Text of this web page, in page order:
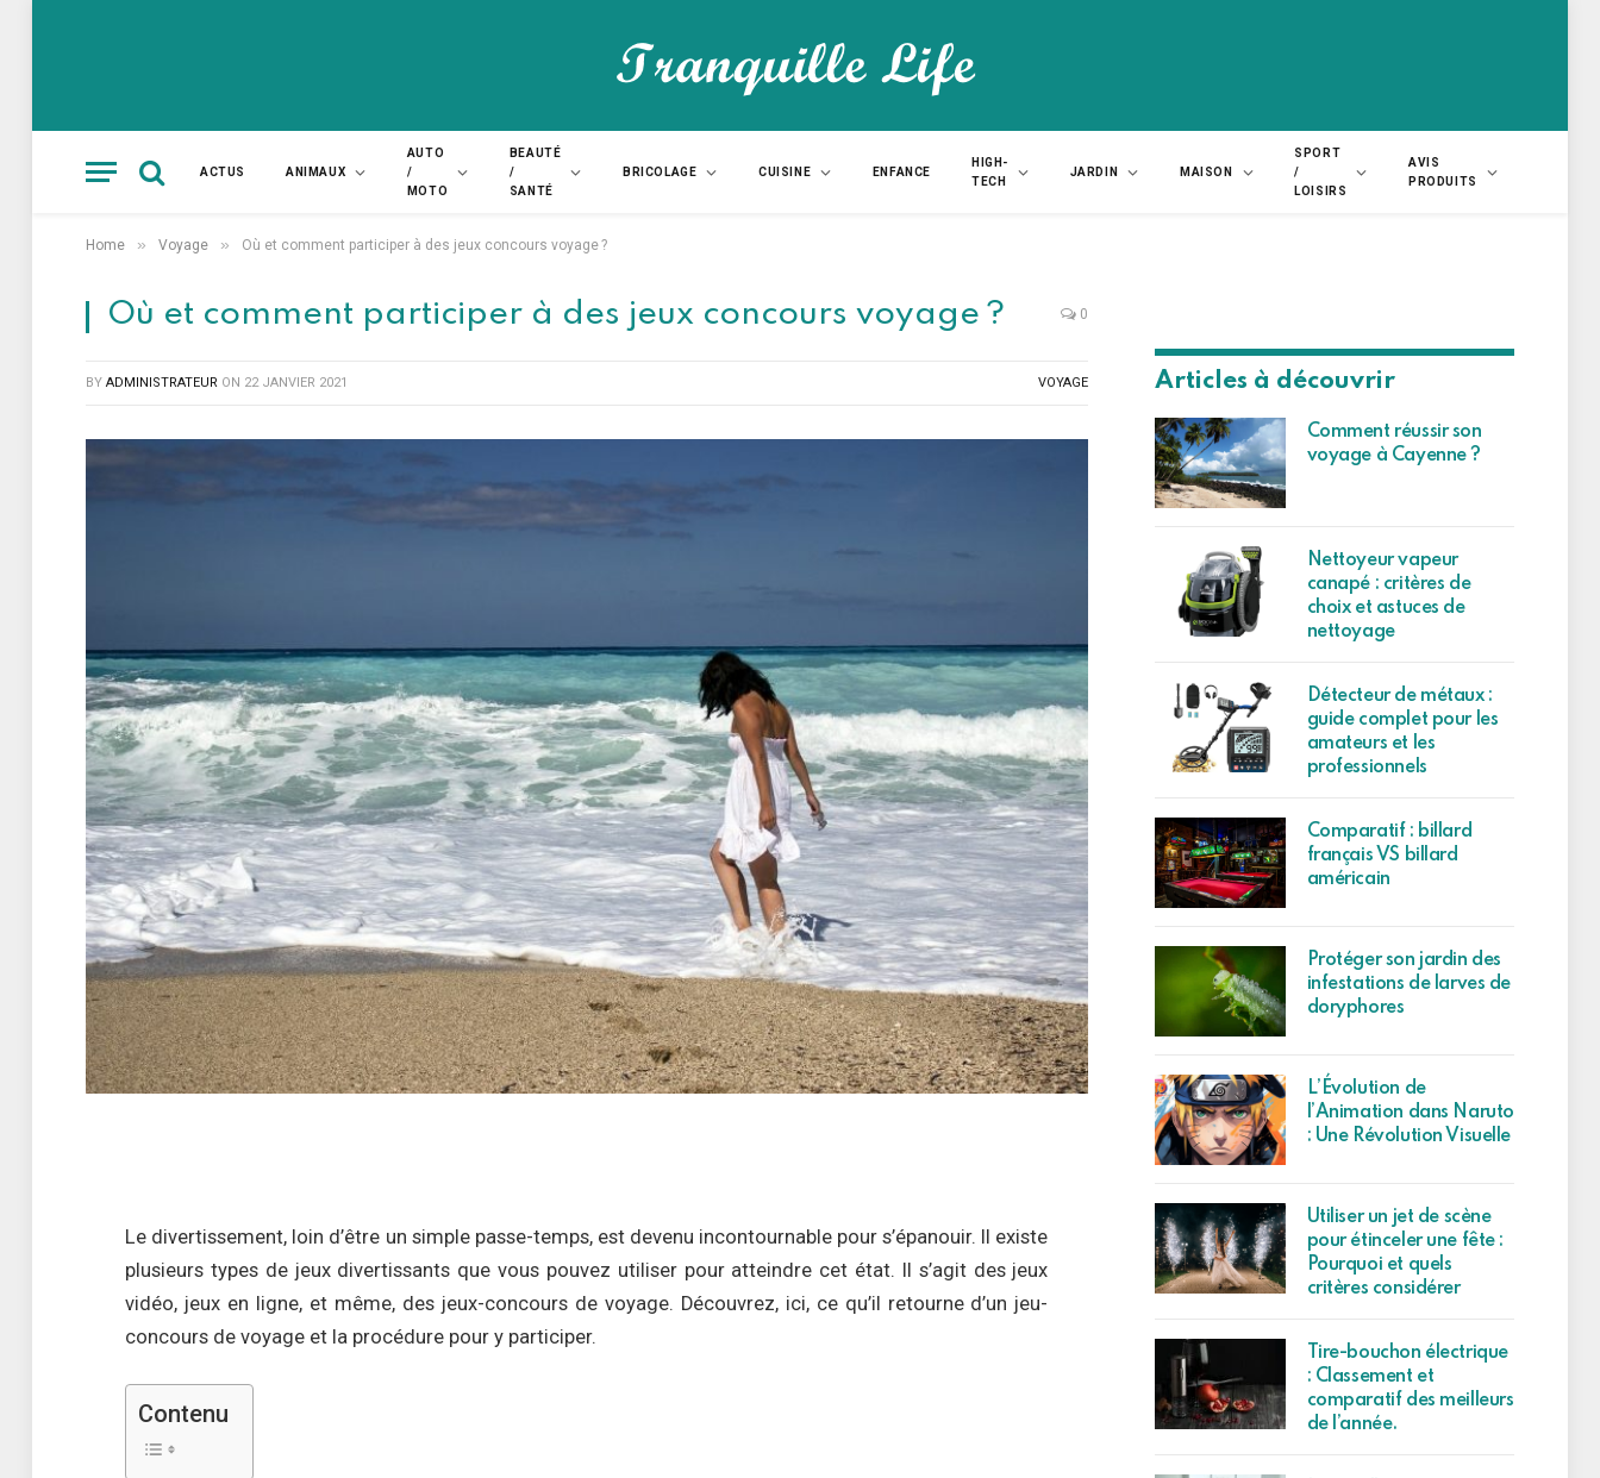
ACTUS ANIMAUX
AUTO
/
MOTO
BEAUTÉ
/
SANTÉ
BRICOLAGE CUISINE ENFANCE
HIGH-
TECH
JARDIN MAISON
SPORT
/
LOISIRS
AVIS
PRODUITS
Home » Voyage » Où et comment participer à des jeux concours voyage ?
Où et comment participer à des jeux concours voyage ? 0
BY ADMINISTRATEUR ON 22 JANVIER 2021 VOYAGE
Le divertissement, loin d’être un simple passe-temps, est devenu incontournable pour s’épanouir. Il existe
plusieurs types de jeux divertissants que vous pouvez utiliser pour atteindre cet état. Il s’agit des jeux
vidéo, jeux en ligne, et même, des jeux-concours de voyage. Découvrez, ici, ce qu’il retourne d’un jeu-
concours de voyage et la procédure pour y participer.
Contenu
Articles à découvrir
Comment réussir son
voyage à Cayenne ?
Nettoyeur vapeur
canapé : critères de
choix et astuces de
nettoyage
Détecteur de métaux :
guide complet pour les
amateurs et les
professionnels
Comparatif : billard
français VS billard
américain
Protéger son jardin des
infestations de larves de
doryphores
L’Évolution de
l’Animation dans Naruto
: Une Révolution Visuelle
Utiliser un jet de scène
pour étinceler une fête :
Pourquoi et quels
critères considérer
Tire-bouchon électrique
: Classement et
comparatif des meilleurs
de l’année.